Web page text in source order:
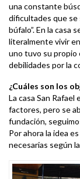
una constante
dificultades que se
búfalo”. En la casa
literalmente vivir
uno tuvo su propio
debilidades por la
¿Cuáles son los
La casa San
factores, pero se
fundación,
Por ahora la idea
necesarias según